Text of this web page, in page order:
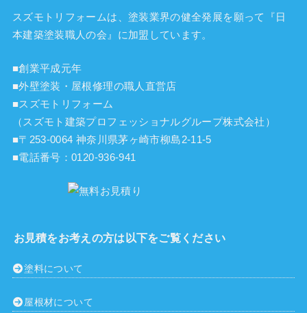
スズモトリフォームは、塗装業界の健全発展を願って『 日
本建築塗装職人の会 』に加盟しています。
■創業平成元年
■外壁塗装・屋根修理の職人直営店
■スズモトリフォーム
（スズモト建築プロフェッショナルグループ株式会社）
■〒253-0064 神奈川県茅ヶ崎市柳島2-11-5
■電話番号：0120-936-941
お見積をお考えの方は以下をご覧ください
塗料について
屋根材について